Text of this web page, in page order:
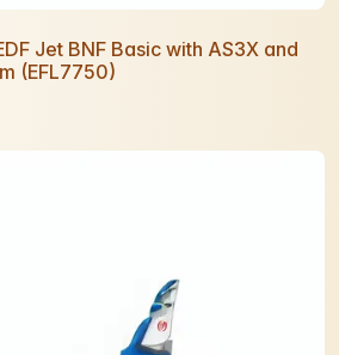
Jet BNF Basic with AS3X and
(EFL7750)